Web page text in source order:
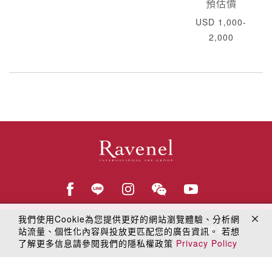
預估價
USD 1,000-
2,000
© 2018羅芙奧藝術集團 線上隱私權保護政策
我們使用Cookie為您提供更好的網站瀏覽體驗、分析網
站流量、個性化內容與投放更匹配您的廣告資訊。 若想
了解更多信息請參閱我們的隱私權政策 Privacy Policy